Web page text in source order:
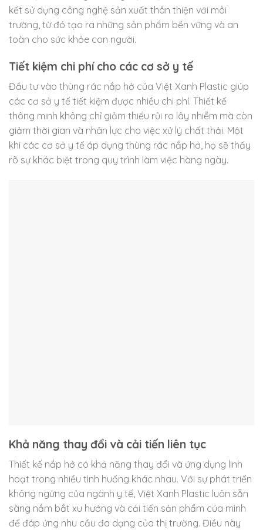
kết sử dụng công nghệ sản xuất thân thiện với môi
trường, từ đó tạo ra những sản phẩm bền vững và an
toàn cho sức khỏe con người.
Tiết kiệm chi phí cho các cơ sở y tế
Đầu tư vào thùng rác nắp hở của Việt Xanh Plastic giúp
các cơ sở y tế tiết kiệm được nhiều chi phí. Thiết kế
thông minh không chỉ giảm thiểu rủi ro lây nhiễm mà còn
giảm thời gian và nhân lực cho việc xử lý chất thải. Một
khi các cơ sở y tế áp dụng thùng rác nắp hở, họ sẽ thấy
rõ sự khác biệt trong quy trình làm việc hàng ngày.
Khả năng thay đổi và cải tiến liên tục
Thiết kế nắp hở có khả năng thay đổi và ứng dụng linh
hoạt trong nhiều tình huống khác nhau. Với sự phát triển
không ngừng của ngành y tế, Việt Xanh Plastic luôn sẵn
sàng nắm bắt xu hướng và cải tiến sản phẩm của mình
để đáp ứng nhu cầu đa dạng của thị trường. Điều này